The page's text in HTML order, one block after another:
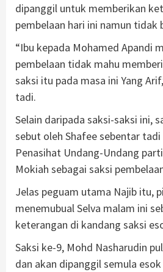
dipanggil untuk memberikan
pembelaan hari ini namun tidak
“Ibu kepada Mohamed Apandi
pembelaan tidak mahu
saksi itu pada masa ini Yang
tadi.
Selain daripada saksi-saksi ini,
sebut oleh Shafee sebentar tadi
Penasihat Undang-Undang
Mokiah sebagai saksi
Jelas peguam utama Najib itu,
menemubual Selva malam ini
keterangan di kandang saksi
Saksi ke-9, Mohd Nasharudin
dan akan dipanggil semula